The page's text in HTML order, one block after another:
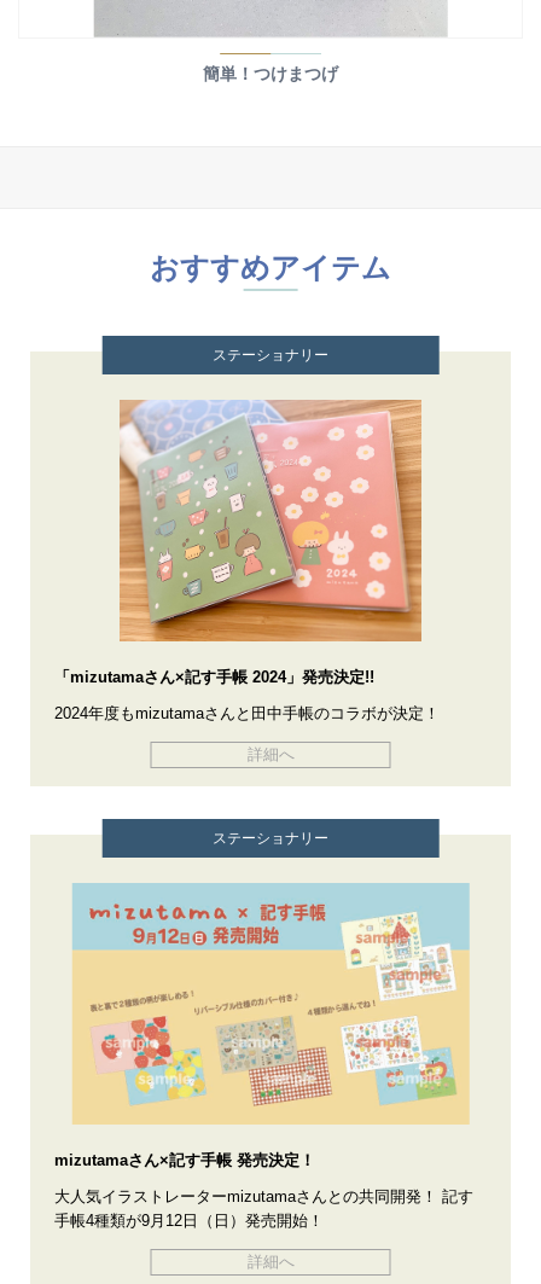
簡単！つけまつげ
おすすめアイテム
ステーショナリー
「mizutamaさん×記す手帳 2024」発売決定!!
2024年度もmizutamaさんと田中手帳のコラボが決定！
詳細へ
ステーショナリー
mizutamaさん×記す手帳 発売決定！
大人気イラストレーターmizutamaさんとの共同開発！ 記す
手帳4種類が9月12日（日）発売開始！
詳細へ